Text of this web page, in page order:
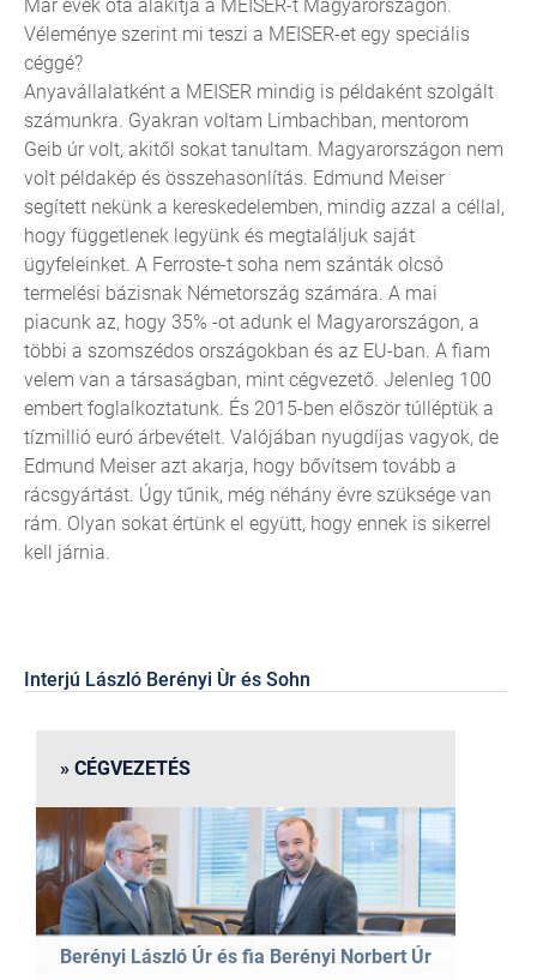
Már évek óta alakítja a MEISER-t Magyarországon.
Véleménye szerint mi teszi a MEISER-et egy speciális
céggé?
Anyavállalatként a MEISER mindig is példaként szolgált
számunkra. Gyakran voltam Limbachban, mentorom
Geib úr volt, akitől sokat tanultam. Magyarországon nem
volt példakép és összehasonlítás. Edmund Meiser
segített nekünk a kereskedelemben, mindig azzal a céllal,
hogy függetlenek legyünk és megtaláljuk saját
ügyfeleinket. A Ferroste-t soha nem szánták olcsó
termelési bázisnak Németország számára. A mai
piacunk az, hogy 35% -ot adunk el Magyarországon, a
többi a szomszédos országokban és az EU-ban. A fiam
velem van a társaságban, mint cégvezető. Jelenleg 100
embert foglalkoztatunk. És 2015-ben először túlléptük a
tízmillió euró árbevételt. Valójában nyugdíjas vagyok, de
Edmund Meiser azt akarja, hogy bővítsem tovább a
rácsgyártást. Úgy tűnik, még néhány évre szüksége van
rám. Olyan sokat értünk el együtt, hogy ennek is sikerrel
kell járnia.
Interjú László Berényi Ùr és Sohn
CÉGVEZETÉS
Berényi László Úr és fia Berényi Norbert Úr